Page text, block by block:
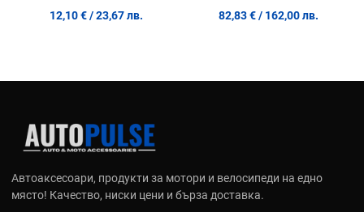
12,10 € / 23,67 лв.
82,83 € / 162,00 лв.
Автоаксесоари, продукти за мотори и велосипеди на едно
място! Качество, ниски цени и бърза доставка.